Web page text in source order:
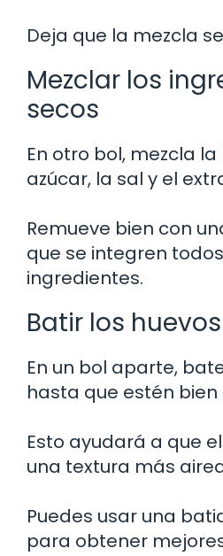
Deja que la mezcla
Mezclar los
secos
En otro bol, mezcla la
azúcar, la sal y el
Remueve bien con
que se integren
ingredientes.
Batir los huevos
En un bol aparte,
hasta que estén bien
Esto ayudará a que
una textura más
Puedes usar una
para obtener